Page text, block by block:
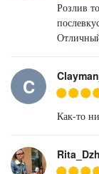
Розлив
C Clayman_
Как-то
Rita_Dzh